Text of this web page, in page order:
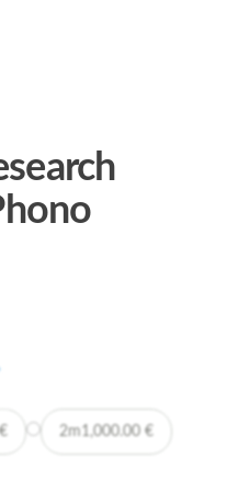
€ 2m1,000.00 €